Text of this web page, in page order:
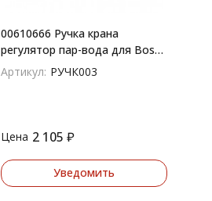
00610666 Ручка крана
регулятор пар-вода для Bosch
TCA5201, Siemens
Артикул: РУЧК003
Цена 2 105 ₽
Уведомить